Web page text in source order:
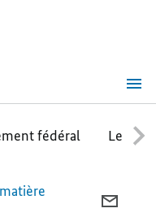
fédéral Le